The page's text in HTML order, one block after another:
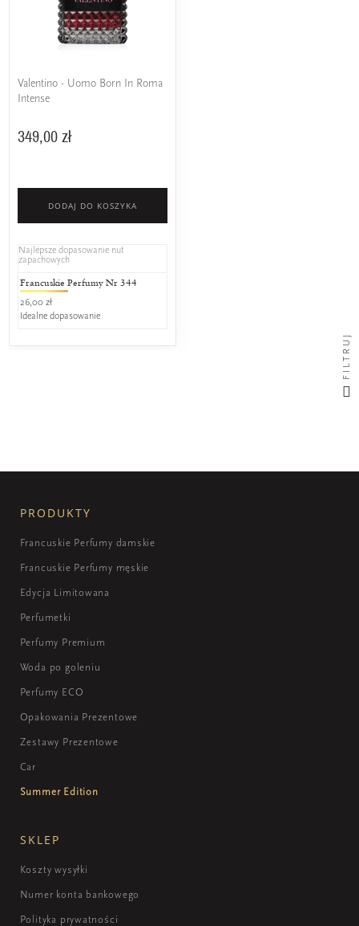
Valentino - Uomo Born In Roma
Intense
349,00 zł
DODAJ DO KOSZYKA
Najlepsze dopasowanie nut
zapachowych
Francuskie Perfumy Nr 344
26,00 zł
Idealne dopasowanie
PRODUKTY
Francuskie Perfumy damskie
Francuskie Perfumy męskie
Edycja Limitowana
Perfumetki
Perfumy Premium
Woda po goleniu
Perfumy ECO
Opakowania Prezentowe
Zestawy Prezentowe
Car
Summer Edition
SKLEP
Koszty wysyłki
Numer konta bankowego
Polityka prywatności
FILTRUJ